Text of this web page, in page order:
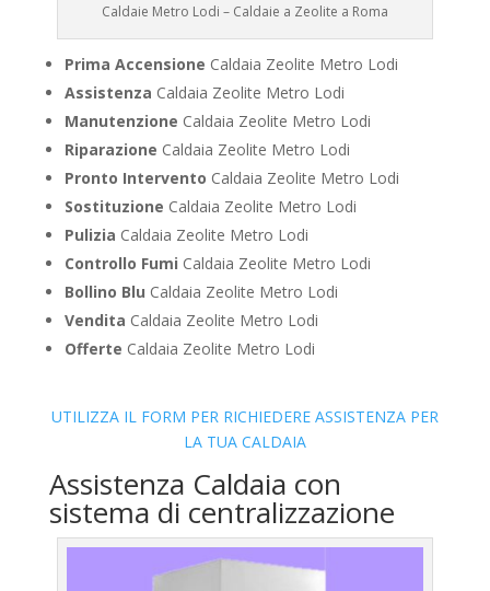
Caldaie Metro Lodi – Caldaie a Zeolite a Roma
Prima Accensione Caldaia Zeolite Metro Lodi
Assistenza Caldaia Zeolite Metro Lodi
Manutenzione Caldaia Zeolite Metro Lodi
Riparazione Caldaia Zeolite Metro Lodi
Pronto Intervento Caldaia Zeolite Metro Lodi
Sostituzione Caldaia Zeolite Metro Lodi
Pulizia Caldaia Zeolite Metro Lodi
Controllo Fumi Caldaia Zeolite Metro Lodi
Bollino Blu Caldaia Zeolite Metro Lodi
Vendita Caldaia Zeolite Metro Lodi
Offerte Caldaia Zeolite Metro Lodi
UTILIZZA IL FORM PER RICHIEDERE ASSISTENZA PER
LA TUA CALDAIA
Assistenza Caldaia con
sistema di centralizzazione